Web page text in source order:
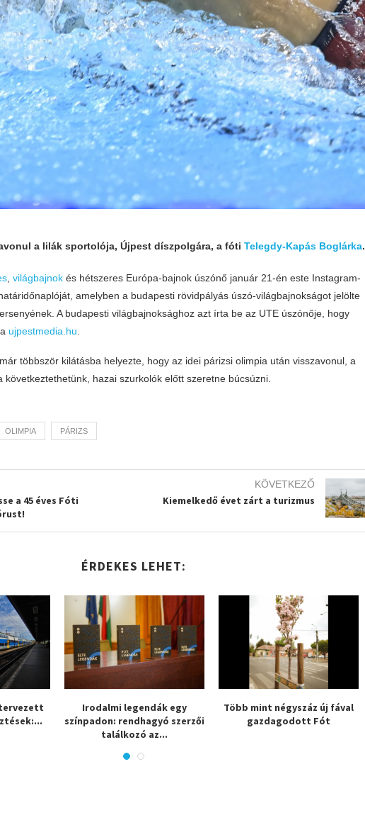
a lilák sportolója, Újpest díszpolgára, a fóti Telegdy-Kapás Boglárka.
, világbajnokés hétszeres Európa-bajnok úszónő január 21-én este Instagram-
amelyben a budapesti rövidpályás úszó-világbajnokságot jelölte
A budapesti világbajnoksághoz azt írta be az UTE úszónője, hogy
ujpestmedia.hu
többször kilátásba helyezte, hogy az idei párizsi olimpia után visszavonul, a
hazai szurkolók előtt szeretne búcsúzni.
OLIMPIA PÁRIZS
a 45 éves Fóti
KÖVETKEZŐ
Kiemelkedő évet zárt a turizmus
ÉRDEKES LEHET:
Irodalmi legendák egy
színpadon: rendhagyó szerzői
találkozó az...
Több mint négyszáz új fával
gazdagodott Fót